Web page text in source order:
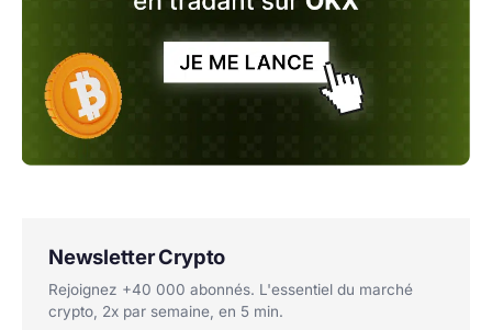
Newsletter Crypto
Rejoignez +40 000 abonnés. L'essentiel du marché
crypto, 2x par semaine, en 5 min.